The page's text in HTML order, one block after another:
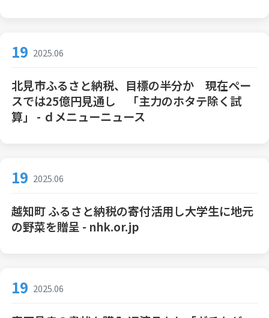
19 2025.06
北見市ふるさと納税、目標の半分か 現在ペー
スでは25億円見通し 「主力のホタテ除く試
算」 - ｄメニューニュース
19 2025.06
越知町 ふるさと納税の寄付活用し大学生に地元
の野菜を贈呈 - nhk.or.jp
19 2025.06